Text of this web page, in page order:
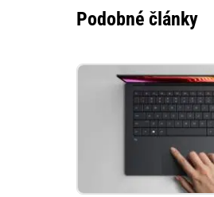
Podobné články